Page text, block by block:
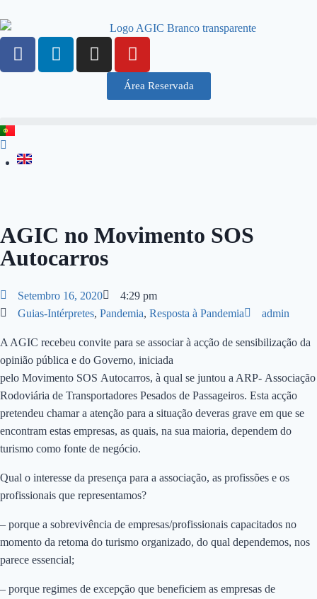
Área Reservada
AGIC no Movimento SOS
Autocarros
Setembro 16, 2020
4:29 pm
Guias-Intérpretes, Pandemia, Resposta à Pandemia admin
A AGIC recebeu convite para se associar à acção de sensibilização da
opinião pública e do Governo, iniciada
pelo Movimento SOS Autocarros, à qual se juntou a ARP- Associação
Rodoviária de Transportadores Pesados de Passageiros. Esta acção
pretendeu chamar a atenção para a situação deveras grave em que se
encontram estas empresas, as quais, na sua maioria, dependem do
turismo como fonte de negócio.
Qual o interesse da presença para a associação, as profissões e os
profissionais que representamos?
– porque a sobrevivência de empresas/profissionais capacitados no
momento da retoma do turismo organizado, do qual dependemos, nos
parece essencial;
– porque regimes de excepção que beneficiem as empresas de